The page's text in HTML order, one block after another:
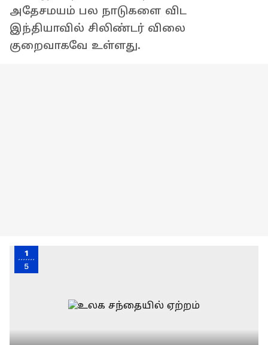
அதேசமயம் பல நாடுகளை விட
இந்தியாவில் சிலிண்டர் விலை
குறைவாகவே உள்ளது.
1
5